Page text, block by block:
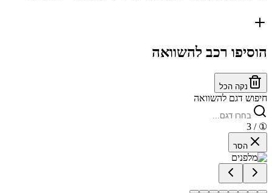
הוסיפו רכב להשוואה
נקה הכל
חיפוש דגם להשוואה
①
/ 3
הסר